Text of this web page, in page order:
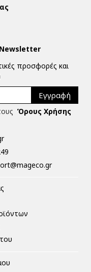
προσφορές και
Εγγραφή
Όρους Χρήσης